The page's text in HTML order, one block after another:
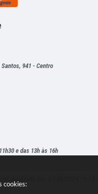
cookies:
941 - Centro
e das 13h às 16h